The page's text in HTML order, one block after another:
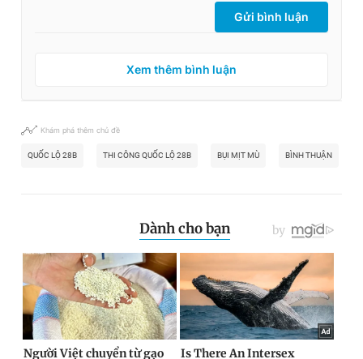
Gửi bình luận
Xem thêm bình luận
Khám phá thêm chủ đề
QUỐC LỘ 28B THI CÔNG QUỐC LỘ 28B BỤI MỊT MÙ BÌNH THUẬN